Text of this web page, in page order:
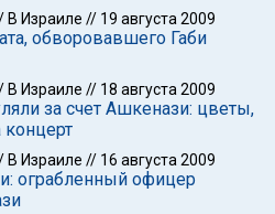
В Израиле // 19 августа 2009
обворовавшего Габи
В Израиле // 18 августа 2009
за счет Ашкенази: цветы,
В Израиле // 16 августа 2009
ограбленный офицер